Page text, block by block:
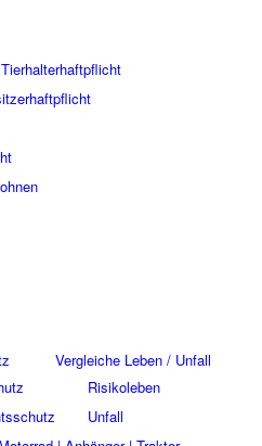
Vergleiche Leben / Unfall
Risikoleben
Unfall